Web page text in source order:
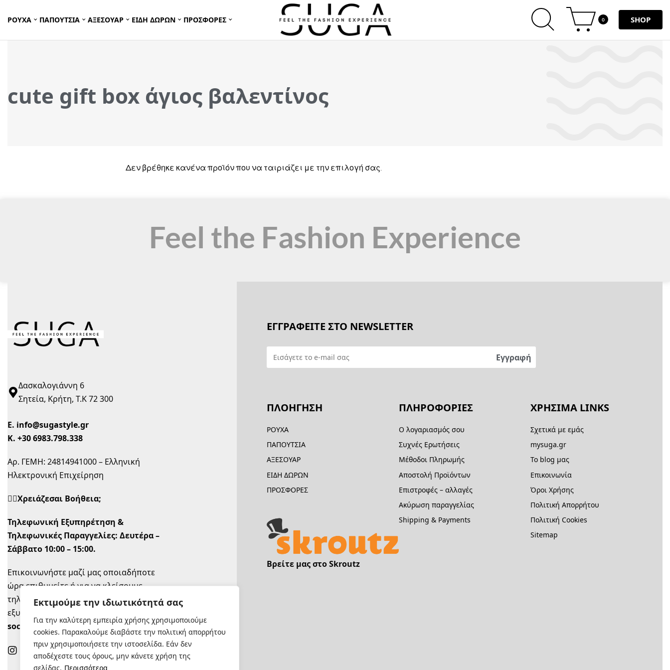
Εκτιμούμε την ιδιωτικότητά σας
Για την καλύτερη εμπειρία χρήσης χρησιμοποιούμε
cookies. Παρακαλούμε διαβάστε την πολιτική απορρήτου
πριν χρησιμοποιήσετε την ιστοσελίδα. Εάν δεν
αποδέχεστε τους όρους, μην κάνετε χρήση της
σελίδας. Περισσότερα
ΡΟΥΧΑ ΠΑΠΟΥΤΣΙΑ ΑΞΕΣΟΥΑΡ ΕΙΔΗ ΔΩΡΩΝ ΠΡΟΣΦΟΡΕΣ 0 SHOP
cute gift box άγιος βαλεντίνος
Δεν βρέθηκε κανένα προϊόν που να ταιριάζει με την επιλογή σας.
Feel the Fashion Experience
Δασκαλογιάννη 6
Σητεία, Κρήτη, Τ.Κ 72 300
Ε. info@sugastyle.gr
Κ. +30 6983.798.338
Αρ. ΓΕΜΗ: 24814941000 – Ελληνική
Ηλεκτρονική Επιχείρηση
🙋‍♀️Χρειάζεσαι Βοήθεια;
Τηλεφωνική Εξυπηρέτηση &
Τηλεφωνικές Παραγγελίες: Δευτέρα –
Σάββατο 10:00 – 15:00.
Επικοινωνήστε μαζί μας οποιαδήποτε
ώρα επιθυμείτε ή για να κλείσουμε
τηλεφωνικό ραντεβού την ώρα που σας
εξυπηρετεί στο
social
.
ΕΓΓΡΑΦΕΙΤΕ ΣΤΟ NEWSLETTER
ΠΛΟΗΓΗΣΗ
ΡΟΥΧΑ
ΠΑΠΟΥΤΣΙΑ
ΑΞΕΣΟΥΑΡ
ΕΙΔΗ ΔΩΡΩΝ
ΠΡΟΣΦΟΡΕΣ
Βρείτε μας στο Skroutz
ΠΛΗΡΟΦΟΡΙΕΣ
Ο λογαριασμός σου
Συχνές Ερωτήσεις
Μέθοδοι Πληρωμής
Αποστολή Προϊόντων
Επιστροφές – αλλαγές
Ακύρωση παραγγελίας
Shipping & Payments
ΧΡΗΣΙΜΑ LINKS
Σχετικά με εμάς
mysuga.gr
Το blog μας
Επικοινωνία
Όροι Χρήσης
Πολιτική Απορρήτου
Πολιτική Cookies
Sitemap